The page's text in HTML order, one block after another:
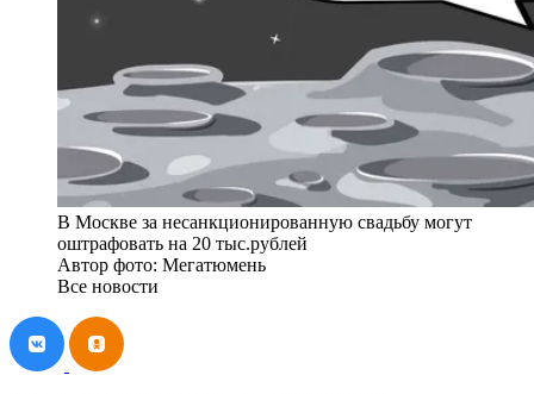
В Москве за несанкционированную свадьбу могут
оштрафовать на 20 тыс.рублей
Автор фото: Мегатюмень
Все новости